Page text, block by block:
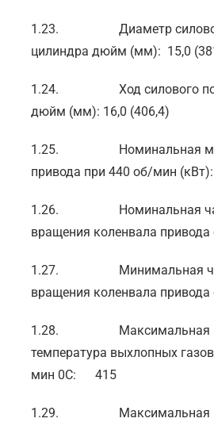
1.23. Диаметр
цилиндра дюйм (мм): 15,0
1.24. Ход силового
дюйм (мм): 16,0 (406,4)
1.25. Номинальная
привода при 440 об/мин
1.26. Номинальная
вращения коленвала
1.27. Минимальная
вращения коленвала
1.28. Максимальная
температура выхлопных
мин 0С: 415
1.29. Максимальная